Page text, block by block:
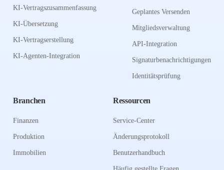
KI-Vertragszusammenfassung
KI-Übersetzung
KI-Vertragserstellung
KI-Agenten-Integration
Geplantes Versenden
Mitgliedsverwaltung
API-Integration
Signaturbenachrichtigungen
Identitätsprüfung
Branchen
Finanzen
Produktion
Immobilien
Ressourcen
Service-Center
Änderungsprotokoll
Benutzerhandbuch